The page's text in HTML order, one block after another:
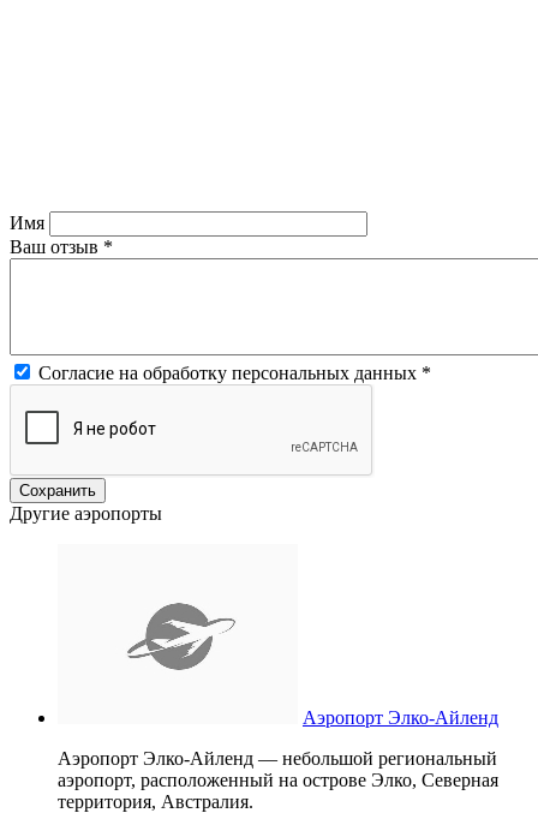
Имя
Ваш отзыв *
Согласие на обработку персональных данных *
Другие аэропорты
Аэропорт Элко-Айленд
Аэропорт Элко-Айленд — небольшой региональный
аэропорт, расположенный на острове Элко, Северная
территория, Австралия.